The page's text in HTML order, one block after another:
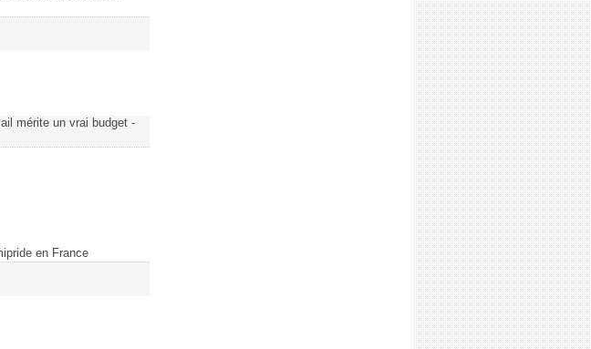
mérite un vrai budget -
en France